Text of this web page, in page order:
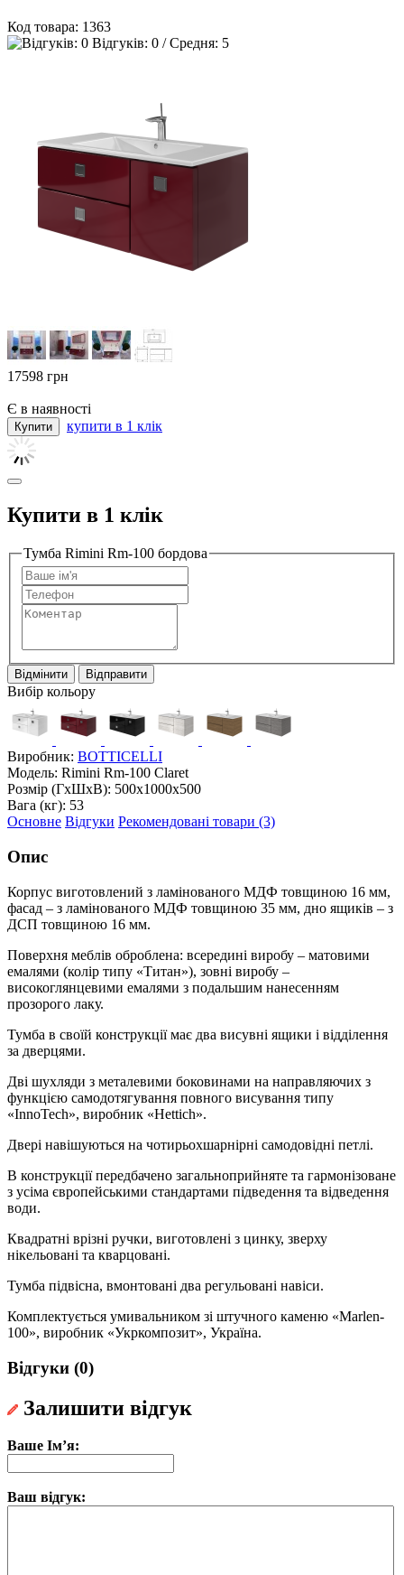
Код товара: 1363
Відгуків: 0 / Средня: 5
17598 грн
Є в наявності
купити в 1 клік
Купити в 1 клік
Тумба Rimini Rm-100 бордова
Відмінити Відправити
Вибір кольору
Виробник: BOTTICELLI
Модель: Rimini Rm-100 Claret
Розмір (ГxШxВ): 500x1000x500
Вага (кг): 53
Основне Відгуки Рекомендовані товари (3)
Опис
Корпус виготовлений з ламінованого МДФ товщиною 16 мм,
фасад – з ламінованого МДФ товщиною 35 мм, дно ящиків – з
ДСП товщиною 16 мм.
Поверхня меблів оброблена: всередині виробу – матовими
емалями (колір типу «Титан»), зовні виробу –
високоглянцевими емалями з подальшим нанесенням
прозорого лаку.
Тумба в своїй конструкції має два висувні ящики і відділення
за дверцями.
Дві шухляди з металевими боковинами на направляючих з
функцією самодотягування повного висування типу
«InnoTech», виробник «Hettich».
Двері навішуються на чотирьохшарнірні самодовідні петлі.
В конструкції передбачено загальноприйняте та гармонізоване
з усіма європейськими стандартами підведення та відведення
води.
Квадратні врізні ручки, виготовлені з цинку, зверху
нікельовані та кварцовані.
Тумба підвісна, вмонтовані два регульовані навіси.
Комплектується умивальником зі штучного каменю «Marlen-
100», виробник «Укркомпозит», Україна.
Відгуки (0)
Залишити відгук
Ваше Ім’я:
Ваш відгук: